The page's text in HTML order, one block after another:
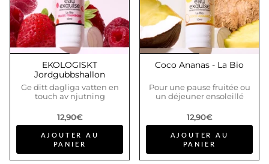
EKOLOGISKT
Jordgubbshallon
Ge ditt dagliga vatten en
touch av njutning
12,90€
AJOUTER AU
PANIER
Coco Ananas - La Bio
Pour une pause fruitée ou
un déjeuner ensoleillé
12,90€
AJOUTER AU
PANIER